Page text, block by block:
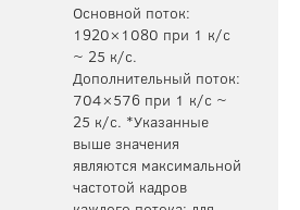
Основной поток:
1920×1080 при 1 к/с
~ 25 к/с.
Дополнительный поток:
704×576 при 1 к/с ~
25 к/с. *Указанные
выше значения
являются максимальной
частотой кадров